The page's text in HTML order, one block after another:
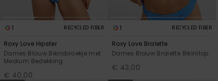
1 RECYCLED FIBER
Roxy Love Hipster
Dames Blauw Bikinibroekje met
Medium Bedekking
€ 40,00
1 RECYCLED FIBER
Roxy Love Bralette
Dames Blauw Bralette Bikinitop
€ 43,00